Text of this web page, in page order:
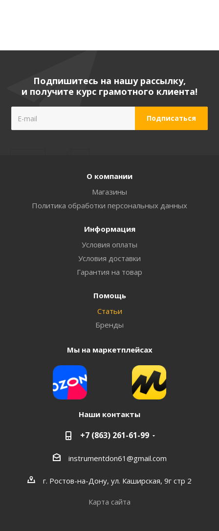
Подпишитесь на нашу рассылку,
и получите курс грамотного клиента!
О компании
Магазины
Политика обработки персональных данных
Информация
Условия оплаты
Условия доставки
Гарантия на товар
Помощь
Статьи
Бренды
Мы на маркетплейсах
Наши контакты
+7 (863) 261-61-99
instrumentdon61@gmail.com
г. Ростов-на-Дону, ул. Каширская, 9г стр 2
Карта сайта